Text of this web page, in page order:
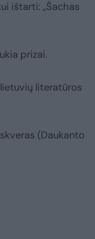
ištarti: „Šachas
prizai.
literatūros
(Daukanto